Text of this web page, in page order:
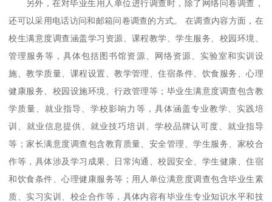
另外，在对毕业生用人单位进行调查时，除了网络问卷调查，
还可以采用电话访问和邮箱问卷调查的方式。
在调查内容方面，在
校生满意度调查涵盖学习资源、课程教学、学生服务、校园环境、
管理服务等，具体包括图书馆资源、网络资源、实验室和实训设
施、教学质量、课程设置、教学管理、住宿条件、饮食服务、心理
健康服务、校园设施环境、行政管理等；毕业生满意度调查包含教
学质量、就业指导、学校影响力等，具体涵盖专业教学、实践培
训、就业信息提供、就业技巧培训、学校品牌认可度、就业指导
等；家长满意度调查包含教育质量、安全管理、学生服务、家校合
作等，具体涉及学习成果、日常沟通、校园安全、学生健康、住宿
和饮食条件、心理健康服务等；用人单位满意度调查包含毕业生素
质、实习实训、校企合作等，具体内容有毕业生专业知识水平和技